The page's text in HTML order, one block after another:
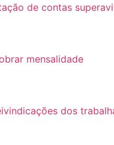
de contas
mensalidade
dos